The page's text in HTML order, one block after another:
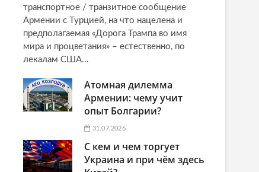
транспортное / транзитное сообщение
Армении с Турцией, на что нацелена и
предполагаемая «Дорога Трампа во имя
мира и процветания» – естественно, по
лекалам США...
Атомная дилемма
Армении: чему учит
опыт Болгарии?
31.07.2026
С кем и чем торгует
Украина и при чём здесь